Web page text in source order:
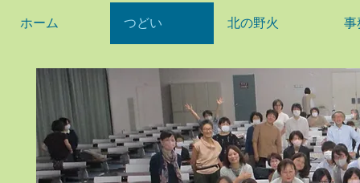
ホーム つどい 北の野火 事